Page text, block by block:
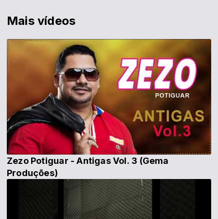
Mais vídeos
Zezo Potiguar - Antigas Vol. 3 (Gema
Produções)